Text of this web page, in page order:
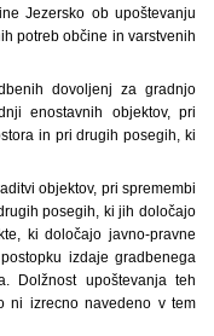
Jezersko ob upoštevanju
potreb občine in varstvenih
dovoljenj za gradnjo
enostavnih objektov, pri
in pri drugih posegih, ki
objektov, pri spremembi
posegih, ki jih določajo
ki določajo javno-pravne
izdaje gradbenega
Dolžnost upoštevanja teh
ni izrecno navedeno v tem